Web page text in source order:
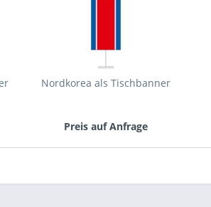
Nordkorea als Tischbanner
Preis auf Anfrage